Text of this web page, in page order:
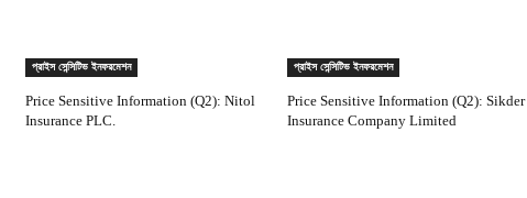
প্রাইস সেন্সিটিভ ইনফরমেশন
Price Sensitive Information (Q2): Nitol
Insurance PLC.
প্রাইস সেন্সিটিভ ইনফরমেশন
Price Sensitive Information (Q2): Sikder
Insurance Company Limited